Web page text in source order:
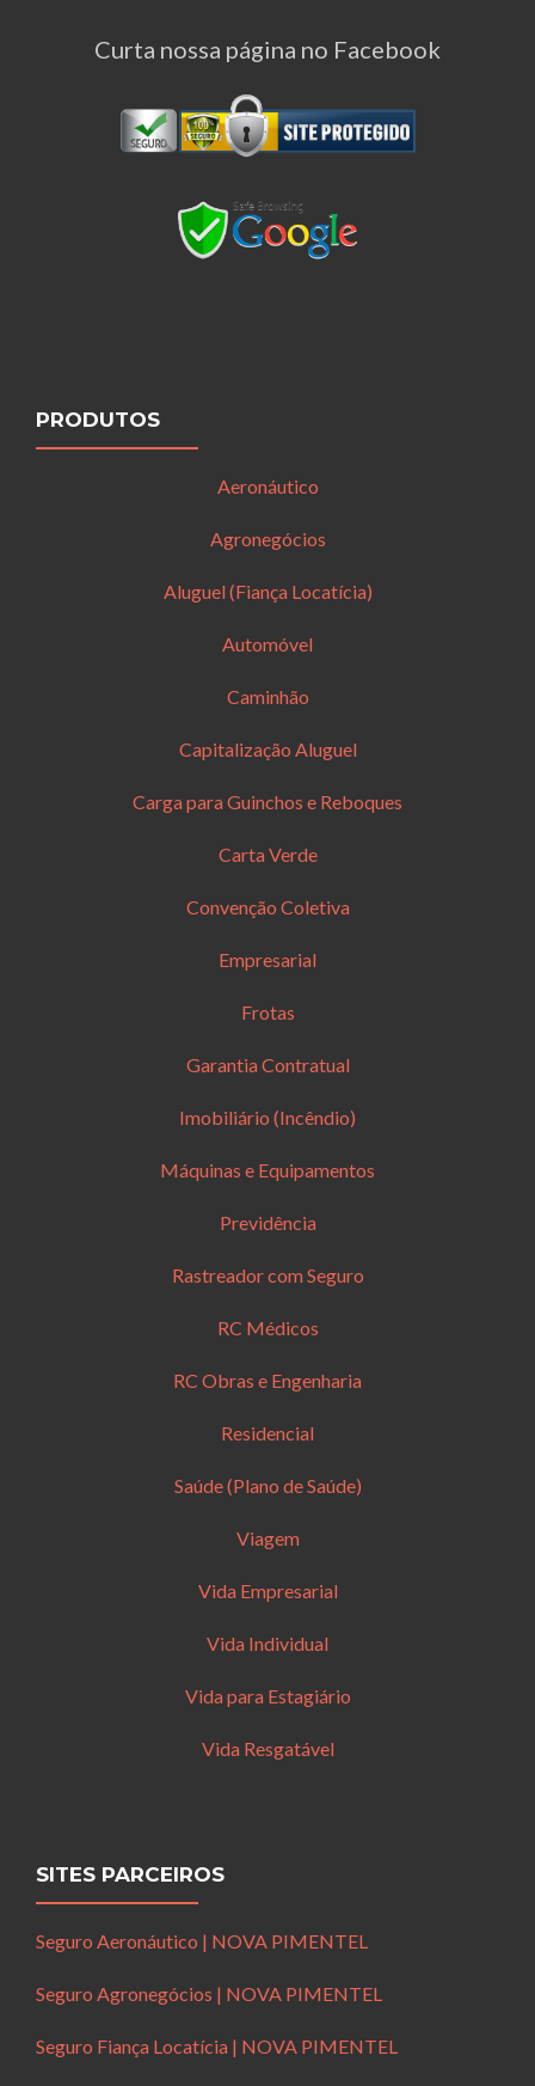
Curta nossa página no Facebook
PRODUTOS
Aeronáutico
Agronegócios
Aluguel (Fiança Locatícia)
Automóvel
Caminhão
Capitalização Aluguel
Carga para Guinchos e Reboques
Carta Verde
Convenção Coletiva
Empresarial
Frotas
Garantia Contratual
Imobiliário (Incêndio)
Máquinas e Equipamentos
Previdência
Rastreador com Seguro
RC Médicos
RC Obras e Engenharia
Residencial
Saúde (Plano de Saúde)
Viagem
Vida Empresarial
Vida Individual
Vida para Estagiário
Vida Resgatável
SITES PARCEIROS
Seguro Aeronáutico | NOVA PIMENTEL
Seguro Agronegócios | NOVA PIMENTEL
Seguro Fiança Locatícia | NOVA PIMENTEL